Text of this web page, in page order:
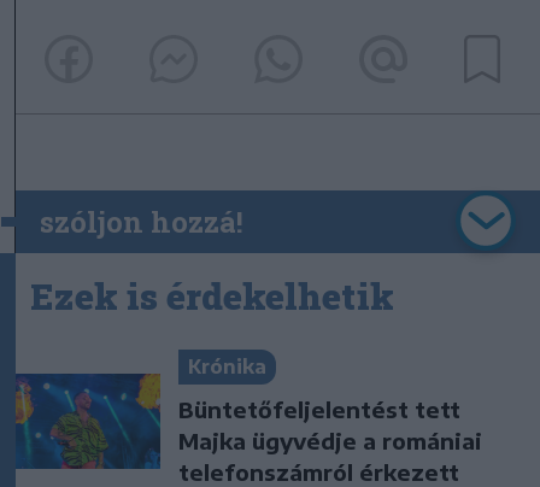
szóljon hozzá!
Ezek is érdekelhetik
Krónika
Büntetőfeljelentést tett
Majka ügyvédje a romániai
telefonszámról érkezett